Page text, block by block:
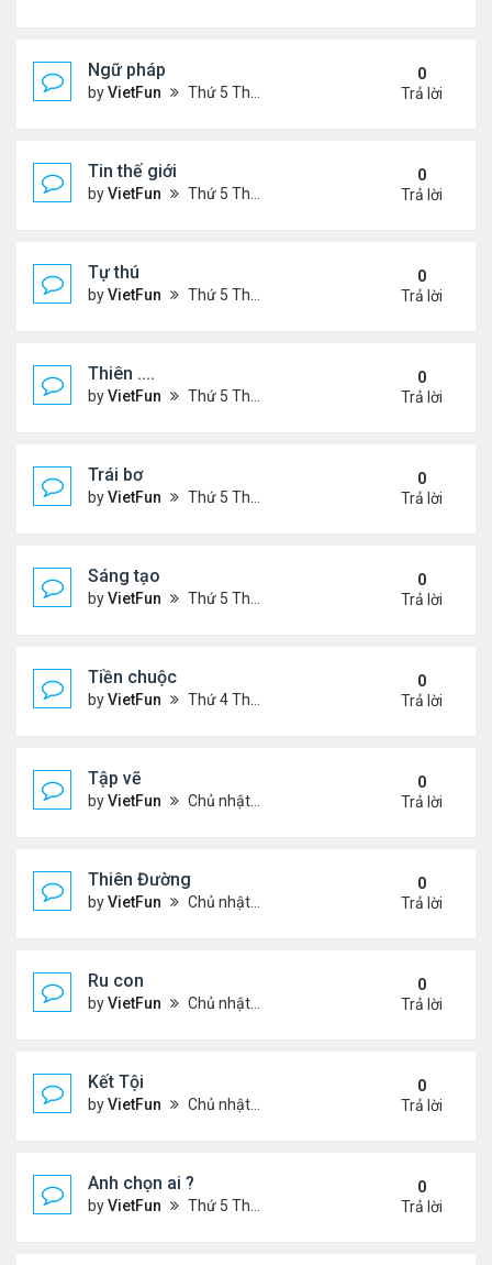
Ngữ pháp
byVietFun Thứ 5 Tháng 7 14, 2022 4:36 pm
0
Trả lời
Tin thế giới
byVietFun Thứ 5 Tháng 7 14, 2022 4:34 pm
0
Trả lời
Tự thú
byVietFun Thứ 5 Tháng 7 14, 2022 4:33 pm
0
Trả lời
Thiên ....
byVietFun Thứ 5 Tháng 7 14, 2022 4:30 pm
0
Trả lời
Trái bơ
byVietFun Thứ 5 Tháng 7 14, 2022 4:28 pm
0
Trả lời
Sáng tạo
byVietFun Thứ 5 Tháng 7 14, 2022 4:25 pm
0
Trả lời
Tiền chuộc
byVietFun Thứ 4 Tháng 7 06, 2022 12:18 pm
0
Trả lời
Tập vẽ
byVietFun Chủ nhật Tháng 4 03, 2022 8:25 pm
0
Trả lời
Thiên Đường
byVietFun Chủ nhật Tháng 4 03, 2022 8:24 pm
0
Trả lời
Ru con
byVietFun Chủ nhật Tháng 4 03, 2022 8:23 pm
0
Trả lời
Kết Tội
byVietFun Chủ nhật Tháng 4 03, 2022 8:20 pm
0
Trả lời
Anh chọn ai ?
byVietFun Thứ 5 Tháng 3 03, 2022 4:56 pm
0
Trả lời